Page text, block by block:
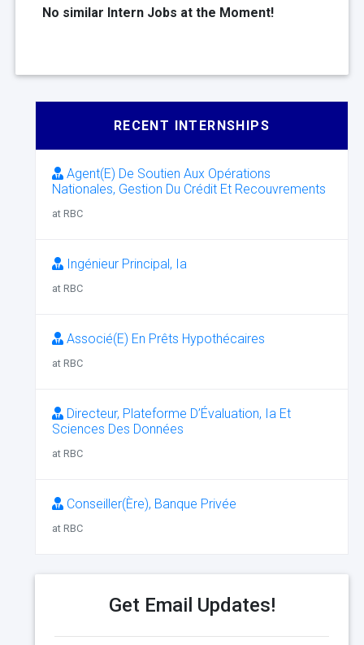
No similar Intern Jobs at the Moment!
RECENT INTERNSHIPS
Agent(E) De Soutien Aux Opérations
Nationales, Gestion Du Crédit Et Recouvrements
at RBC
Ingénieur Principal, Ia
at RBC
Associé(E) En Prêts Hypothécaires
at RBC
Directeur, Plateforme D’Évaluation, Ia Et
Sciences Des Données
at RBC
Conseiller(Ère), Banque Privée
at RBC
Get Email Updates!